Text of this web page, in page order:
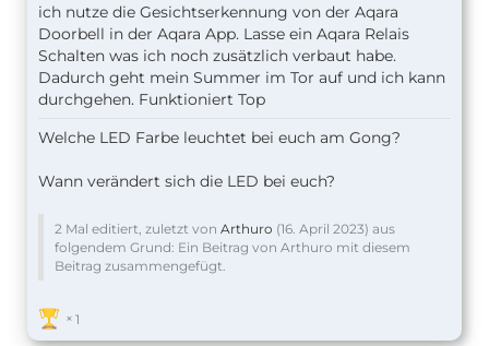
ich nutze die Gesichtserkennung von der Aqara
Doorbell in der Aqara App. Lasse ein Aqara Relais
Schalten was ich noch zusätzlich verbaut habe.
Dadurch geht mein Summer im Tor auf und ich kann
durchgehen. Funktioniert Top
Welche LED Farbe leuchtet bei euch am Gong?
Wann verändert sich die LED bei euch?
2 Mal editiert, zuletzt von Arthuro (16. April 2023) aus
folgendem Grund: Ein Beitrag von Arthuro mit diesem
Beitrag zusammengefügt.
1